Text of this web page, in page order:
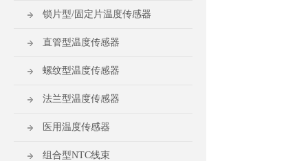
锁片型/固定片温度传感器
直管型温度传感器
螺纹型温度传感器
法兰型温度传感器
医用温度传感器
组合型NTC线束